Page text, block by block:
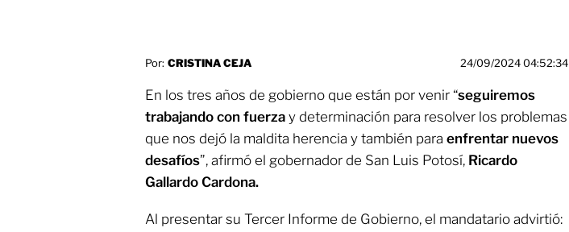
Por: CRISTINA CEJA 24/09/2024 04:52:34
En los tres años de gobierno que están por venir “seguiremos
trabajando con fuerza y determinación para resolver los problemas
que nos dejó la maldita herencia y también para enfrentar nuevos
desafíos”, afirmó el gobernador de San Luis Potosí, Ricardo
Gallardo Cardona.
Al presentar su Tercer Informe de Gobierno, el mandatario advirtió: